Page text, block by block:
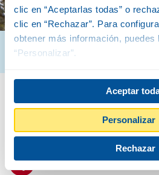
clic en “Aceptarlas todas” o
clic en “Rechazar”. Para
obtener más información, puedes
“Personalizar”.
Aceptar
Personalizar
Rechazar
Descripción